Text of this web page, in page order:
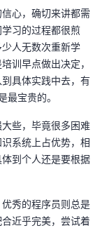
心，确切来讲都需
习的过程都很煎
人无数次重新学
训早点做出决定，
具体实践中去，有
最宝贵的。
些，毕竟很多困难
系统上占优势，相
到个人还是要根据
秀的程序员则总是
近乎完美，尝试着